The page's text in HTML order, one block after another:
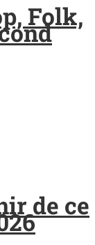
Folk,
de ce